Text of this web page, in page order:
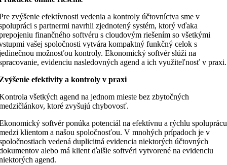
zvýšenie efektívnosti vedenia a kontroly účtovníctva sme v
s partnermi navrhli zjednotený systém, ktorý vďaka
finančného softvéru s cloudovým riešením so všetkými
vašej spoločnosti vytvára kompaktný funkčný celok s
možnosťou kontroly. Ekonomický softvér slúži na
evidenciu nasledovných agend a ich využiteľnosť v praxi.
efektivity a kontroly v praxi
všetkých agend na jednom mieste bez zbytočných
ktoré zvyšujú chybovosť.
softvér ponúka potenciál na efektívnu a rýchlu spoluprácu
klientom a našou spoločnosťou. V mnohých prípadoch je v
vedená duplicitná evidencia niektorých účtovných
alebo má klient ďalšie softvéri vytvorené na evidenciu
agend.